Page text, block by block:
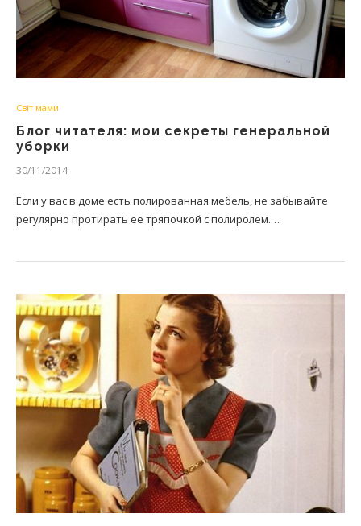
Світ мами
Блог читателя: мои секреты генеральной
уборки
30/11/2014
Если у вас в доме есть полированная мебель, не забывайте
регулярно протирать ее тряпочкой с полиролем.…